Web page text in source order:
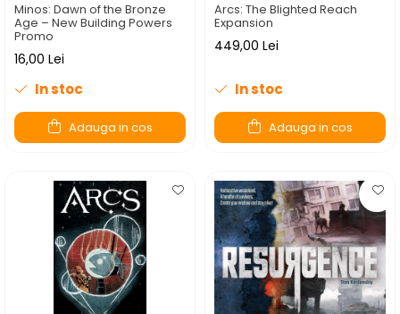
Minos: Dawn of the Bronze
Age – New Building Powers
Promo
16,00 Lei
In stoc
Adauga in cos
Arcs: The Blighted Reach
Expansion
449,00 Lei
In stoc
Adauga in cos